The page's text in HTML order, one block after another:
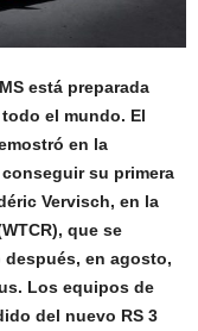
está preparada
el mundo. El
en la
su primera
Vervisch, en la
que se
en agosto,
Los equipos de
del nuevo RS 3